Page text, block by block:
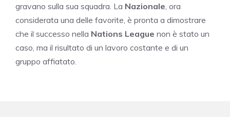
gravano sulla sua squadra. La Nazionale , ora
considerata una delle favorite, è pronta a dimostrare
che il successo nella Nations League non è stato un
caso, ma il risultato di un lavoro costante e di un
gruppo affiatato.